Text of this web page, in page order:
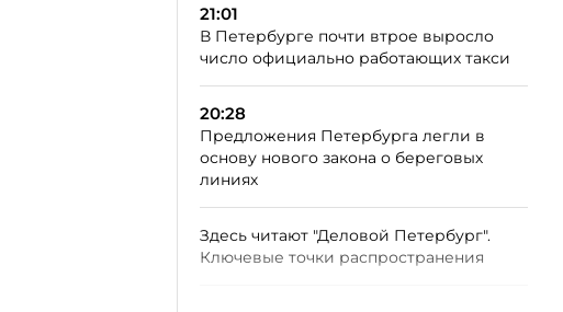
21:01
В Петербурге почти втрое выросло
число официально работающих такси
20:28
Предложения Петербурга легли в
основу нового закона о береговых
линиях
Здесь читают "Деловой Петербург".
Ключевые точки распространения